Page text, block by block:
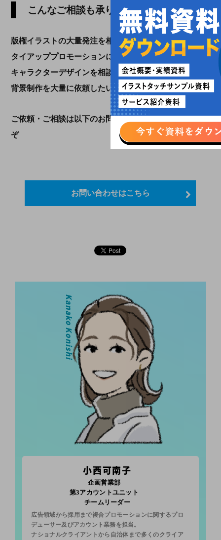
こんなご相談も承ります
版権イラストの大量発注を相談したい
タイアッププロモーションについて相談したい
キャラクターデザインを相談したい
背景制作を大量に依頼したい
ご依頼・ご相談は以下のお問い合わせフォームよりどう
ぞ
お問い合わせはこちら
Kanako Konishi
小西可南子
企画営業部
第3アカウントユニット
チームリーダー
広告領域から採用まで複合プロモーションに関するプロ
デューサー及びアカウント業務を担当。
ナショナルクライアントから自治体まで多くのクライア